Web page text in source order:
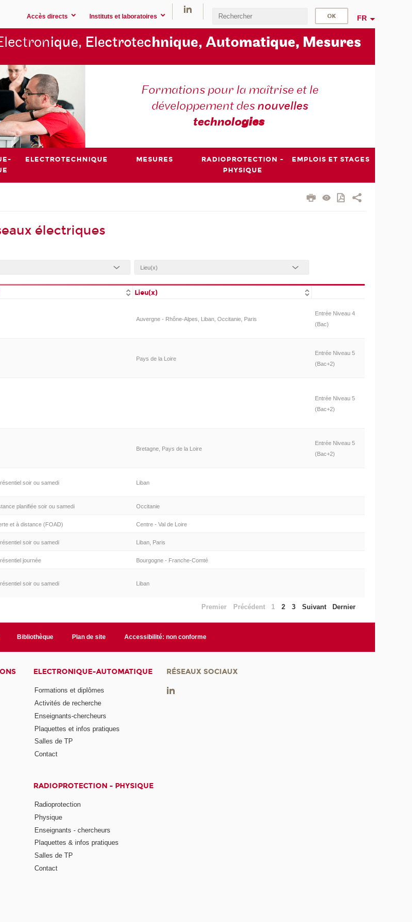
Accès directs Instituts et laboratoires FR
ique, Electrotechnique, Automatique, Mesures
Formations pour la maîtrise et le
développement des nouvelles
technologies
ELECTROTECHNIQUE MESURES
RADIOPROTECTION -
PHYSIQUE
EMPLOIS ET STAGES
électriques
Lieu(x)
Auvergne - Rhône-Alpes, Liban, Occitanie, Paris
Entrée Niveau 4
(Bac)
Pays de la Loire
Entrée Niveau 5
(Bac+2)
Entrée Niveau 5
(Bac+2)
Bretagne, Pays de la Loire
Entrée Niveau 5
(Bac+2)
soir ou samedi Liban
planifiée soir ou samedi Occitanie
et à distance (FOAD) Centre - Val de Loire
soir ou samedi Liban, Paris
journée Bourgogne - Franche-Comté
soir ou samedi Liban
Premier Précédent 1 2 3 Suivant Dernier
Bibliothèque Plan de site Accessibilité: non conforme
ELECTRONIQUE-AUTOMATIQUE
Formations et diplômes
Activités de recherche
Enseignants-chercheurs
Plaquettes et infos pratiques
Salles de TP
Contact
RADIOPROTECTION - PHYSIQUE
Radioprotection
Physique
Enseignants - chercheurs
Plaquettes & infos pratiques
Salles de TP
Contact
RÉSEAUX SOCIAUX